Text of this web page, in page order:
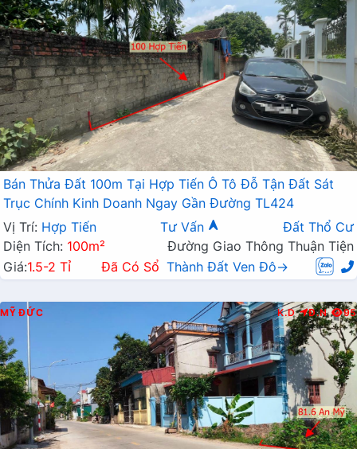
Bán Thửa Đất 100m Tại Hợp Tiến Ô Tô Đỗ Tận Đất Sát
Trục Chính Kinh Doanh Ngay Gần Đường TL424
Vị Trí: Hợp Tiến Tư Vấn
Đất Thổ Cư
Diện Tích: 100m²
Đường Giao Thông Thuận Tiện
Giá:1.5-2 Tỉ Đã Có Sổ Thành Đất Ven Đô→
MỸ ĐỨC K.D Đ.N 95